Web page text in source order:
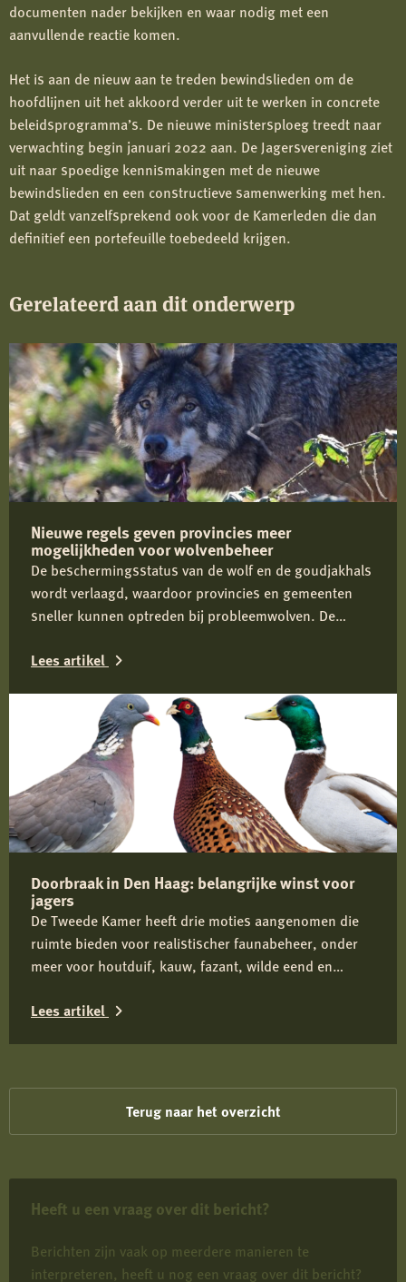
Heeft u een vraag over dit bericht?
Berichten zijn vaak op meerdere manieren te
interpreteren, heeft u nog een vraag over dit bericht?
documenten nader bekijken en waar nodig met een
aanvullende reactie komen.
Het is aan de nieuw aan te treden bewindslieden om de
hoofdlijnen uit het akkoord verder uit te werken in concrete
beleidsprogramma’s. De nieuwe ministersploeg treedt naar
verwachting begin januari 2022 aan. De Jagersvereniging ziet
uit naar spoedige kennismakingen met de nieuwe
bewindslieden en een constructieve samenwerking met hen.
Dat geldt vanzelfsprekend ook voor de Kamerleden die dan
definitief een portefeuille toebedeeld krijgen.
Gerelateerd aan dit onderwerp
Nieuwe regels geven provincies meer
mogelijkheden voor wolvenbeheer
De beschermingsstatus van de wolf en de goudjakhals
wordt verlaagd, waardoor provincies en gemeenten
sneller kunnen optreden bij probleemwolven. De
proactief beheer om conflicten tussen mens en wolf te
Lees artikel
Nieuwe
regels
geven
provincies
meer
mogelijkheden
wolvenbeheer
Doorbraak in Den Haag: belangrijke winst voor
jagers
De Tweede Kamer heeft drie moties aangenomen die
ruimte bieden voor realistischer faunabeheer, onder
meer voor houtduif, kauw, fazant, wilde eend en
actief onder de aandacht gebracht en ziet in de brede
Lees artikel
Doorbraak
Den
Haag:
winst
Terug naar het overzicht